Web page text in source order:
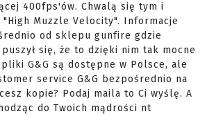
400fps'ów. Chwalą się tym i
"High Muzzle Velocity". Informacje
od sklepu gunfire gdzie
się, że to dzięki nim tak mocne
G&G są dostępne w Polsce, ale
service G&G bezpośrednio na
kopie? Podaj maila to Ci wyślę. A
do Twoich mądrości nt